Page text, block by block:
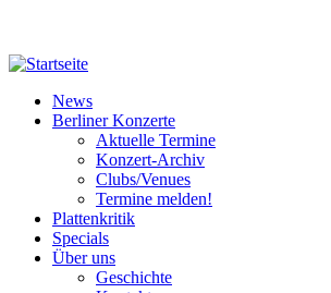
News
Berliner Konzerte
Aktuelle Termine
Konzert-Archiv
Clubs/Venues
Termine melden!
Plattenkritik
Specials
Über uns
Geschichte